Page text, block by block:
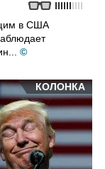
в США
©
КОЛОНКА